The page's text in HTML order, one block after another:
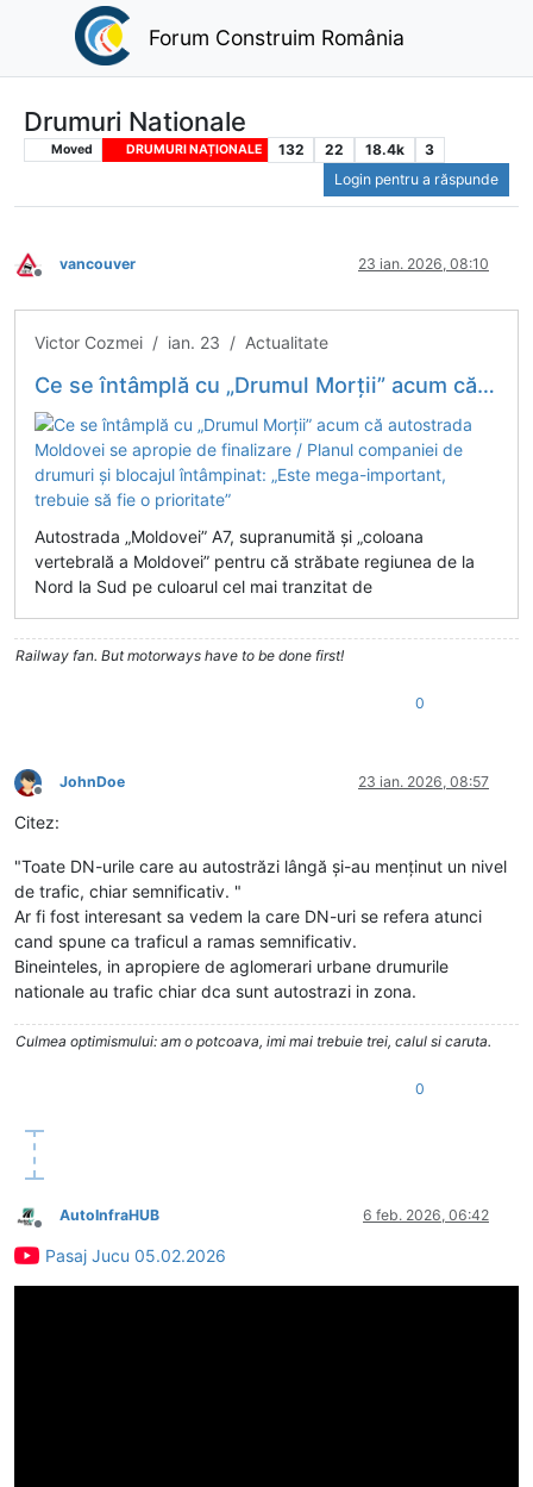
Forum Construim România
Drumuri Nationale
Moved DRUMURI NAȚIONALE 132 22 18.4k
3
Login pentru a răspunde
Deconectat
vancouver 23 ian. 2026, 08:10
Victor Cozmei / ian. 23 / Actualitate
Ce se întâmplă cu „Drumul Morții” acum că autostrada Moldovei se apropie de finalizare / Planul companiei de drumuri și blocajul întâmpinat: „Este mega-important, trebuie să fie o prioritate”
Autostrada „Moldovei” A7, supranumită și „coloana
vertebrală a Moldovei” pentru că străbate regiunea de la
Nord la Sud pe culoarul cel mai tranzitat de
Railway fan. But motorways have to be done first!
0
Deconectat
JohnDoe 23 ian. 2026, 08:57
Citez:
"Toate DN-urile care au autostrăzi lângă și-au menținut un nivel
de trafic, chiar semnificativ. "
Ar fi fost interesant sa vedem la care DN-uri se refera atunci
cand spune ca traficul a ramas semnificativ.
Bineinteles, in apropiere de aglomerari urbane drumurile
nationale au trafic chiar dca sunt autostrazi in zona.
Culmea optimismului: am o potcoava, imi mai trebuie trei, calul si caruta.
0
Deconectat
AutoInfraHUB 6 feb. 2026, 06:42
Pasaj Jucu 05.02.2026